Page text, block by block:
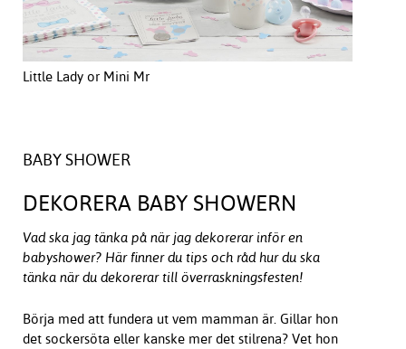
Little Lady or Mini Mr
BABY SHOWER
DEKORERA BABY SHOWERN
Vad ska jag tänka på när jag dekorerar inför en
babyshower? Här finner du tips och råd hur du ska
tänka när du dekorerar till överraskningsfesten!
Börja med att fundera ut vem mamman är. Gillar hon
det sockersöta eller kanske mer det stilrena? Vet hon